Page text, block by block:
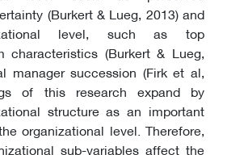
(Burkert & Lueg, 2013) and
level, such as top
characteristics (Burkert & Lueg,
manager succession (Firk et al,
of this research expand by
structure as an important
organizational level. Therefore,
sub-variables affect the